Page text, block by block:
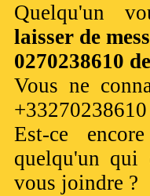
Quelqu'un
laisser de
0270238610
Vous ne
+33270238610
Est-ce
quelqu'un qui
vous joindre ?